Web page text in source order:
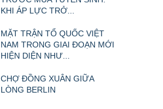
KHI ÁP LỰC TRỞ...
MẶT TRẬN TỔ QUỐC VIỆT
NAM TRONG GIAI ĐOẠN MỚI
HIỆN DIỆN NHƯ...
CHỢ ĐỒNG XUÂN GIỮA
LÒNG BERLIN